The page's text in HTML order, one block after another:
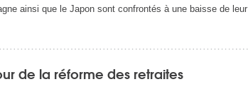
ainsi que le Japon sont confrontés à une baisse de leur
de la réforme des retraites